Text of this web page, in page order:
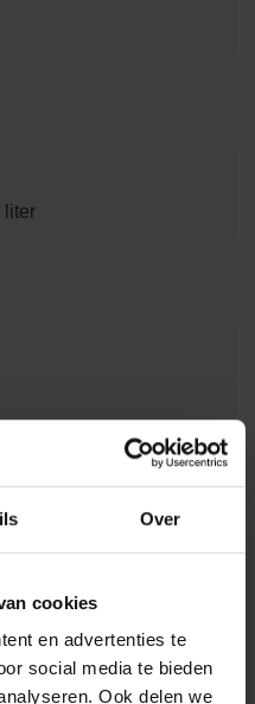
Over
cookies
en advertenties te
social media te bieden
Ook delen we
liter